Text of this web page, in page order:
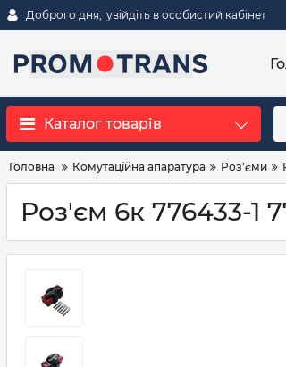
Доброго дня, увійдіть в особистий кабінет
Каталог товарів
Головна Комутаційна апаратура Роз'єми
Роз'єм 6к 776433-1